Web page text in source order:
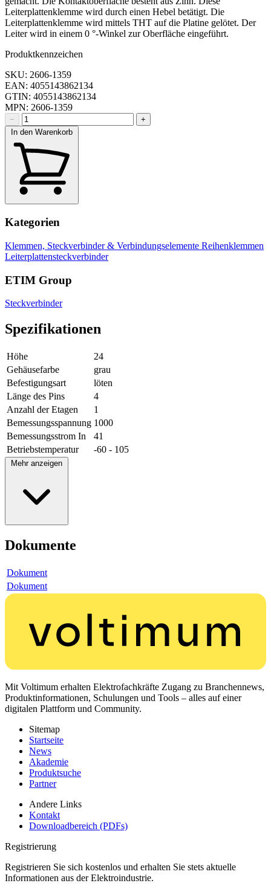
Leiterplattenklemme wird durch einen Hebel betätigt. Die
Leiterplattenklemme wird mittels THT auf die Platine gelötet. Der
Leiter wird in einem 0 °-Winkel zur Oberfläche eingeführt.
Produktkennzeichen
SKU: 2606-1359
EAN: 4055143862134
GTIN: 4055143862134
MPN: 2606-1359
−
+
In den Warenkorb
Kategorien
Klemmen, Steckverbinder & Verbindungselemente Reihenklemmen
Leiterplattensteckverbinder
ETIM Group
Steckverbinder
Spezifikationen
Höhe
24
Gehäusefarbe
grau
Befestigungsart
löten
Länge des Pins
4
Anzahl der Etagen
1
Bemessungsspannung 1000
Bemessungsstrom In
41
Betriebstemperatur
-60 - 105
Mehr anzeigen
Dokumente
Dokument
Dokument
Mit Voltimum erhalten Elektrofachkräfte Zugang zu Branchennews,
Produktinformationen, Schulungen und Tools – alles auf einer
digitalen Plattform und Community.
Sitemap
Startseite
News
Akademie
Produktsuche
Partner
Andere Links
Kontakt
Downloadbereich (PDFs)
Registrierung
Registrieren Sie sich kostenlos und erhalten Sie stets aktuelle
Informationen aus der Elektroindustrie.